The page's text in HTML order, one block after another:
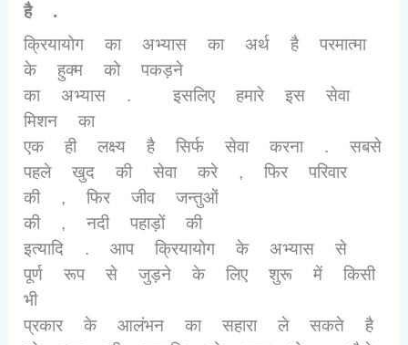
है .
क्रियायोग का अभ्यास का अर्थ है परमात्मा
के हुक्म को पकड़ने
का अभ्यास .
इसलिए हमारे इस सेवा
मिशन का
एक ही लक्ष्य है सिर्फ सेवा करना . सबसे
पहले खुद की सेवा करे ,फिर परिवार
की ,फिर जीव जन्तुओं
की ,नदी पहाड़ों की
इत्यादि . आप क्रियायोग के अभ्यास से
पूर्ण रूप से जुड़ने के लिए शुरू में किसी
भी
प्रकार के आलंभन का सहारा ले सकते है